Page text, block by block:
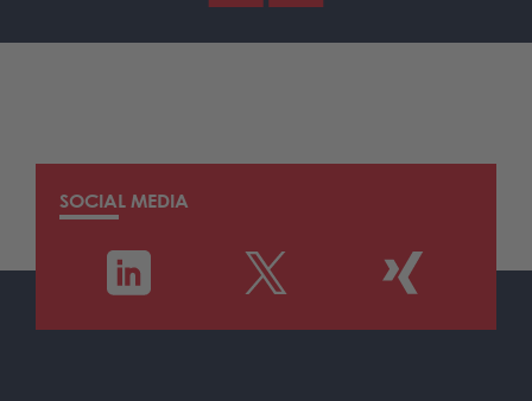
SOCIAL MEDIA